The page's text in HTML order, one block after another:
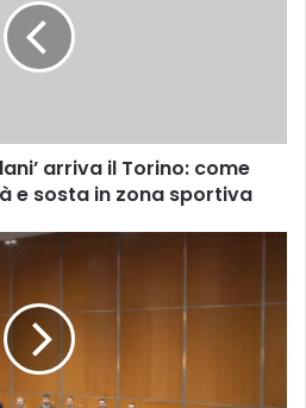
arriva il Torino: come
e sosta in zona sportiva